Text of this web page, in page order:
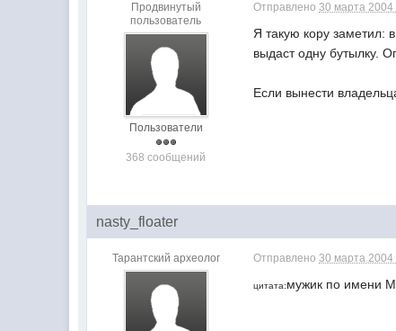
Продвинутый
пользователь
Пользователи
368 сообщений
Отправлено30 марта 2004
Я такую кору заметил:
выдаст одну бутылку.
Если вынести
nasty_floater
Тарантский археолог Отправлено30 марта 2004
цитата:мужик по имени